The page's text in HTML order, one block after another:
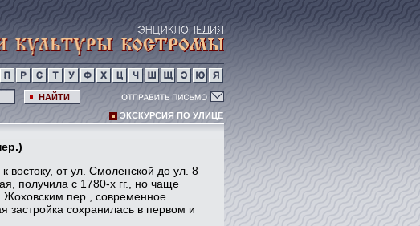
НАЙТИ
ЭКСКУРСИЯ ПО УЛИЦЕ
востоку, от ул. Смоленской до ул. 8
получила с 1780-х гг., но чаще
Жоховским пер., современное
застройка сохранилась в первом и